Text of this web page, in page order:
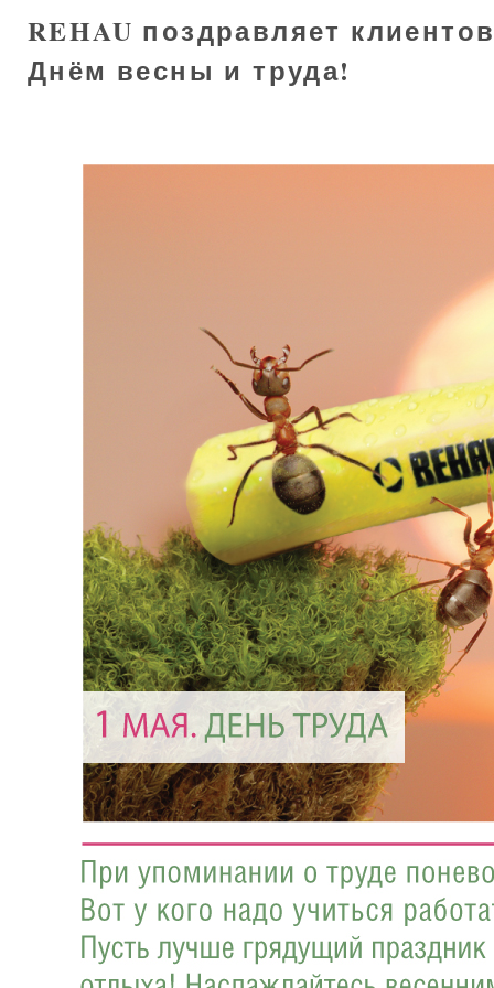
REHAU поздравляет
Днём весны и труда!